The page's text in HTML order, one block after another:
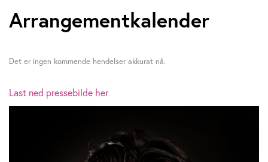
Arrangementkalender
Det er ingen kommende hendelser akkurat nå.
Last ned pressebilde her